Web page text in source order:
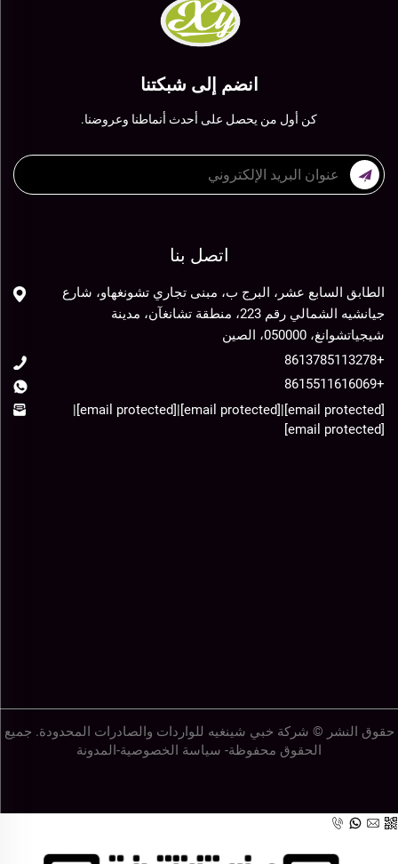
انضم إلى شبكتنا
كن أول من يحصل على أحدث أنماطنا وعروضنا.
اتصل بنا
الطابق السابع عشر، البرج ب، مبنى تجاري تشونغهاو، شارع
جيانشيه الشمالي رقم 223، منطقة تشانغآن، مدينة
شيجياتشوانغ، 050000، الصين
+8613785113278
+8615511616069
[email protected]
|
[email protected]
|
[email protected]
|
[email protected]
حقوق النشر © شركة خبي شينغيه للواردات والصادرات المحدودة. جميع
الحقوق محفوظة- سياسة الخصوصية-المدونة